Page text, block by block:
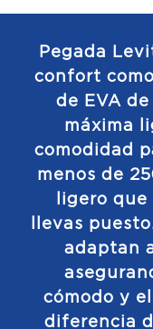
Pegada
confort
de EVA
máxima
comodidad
menos de
ligero
llevas
adaptan
cómodo y
diferencia